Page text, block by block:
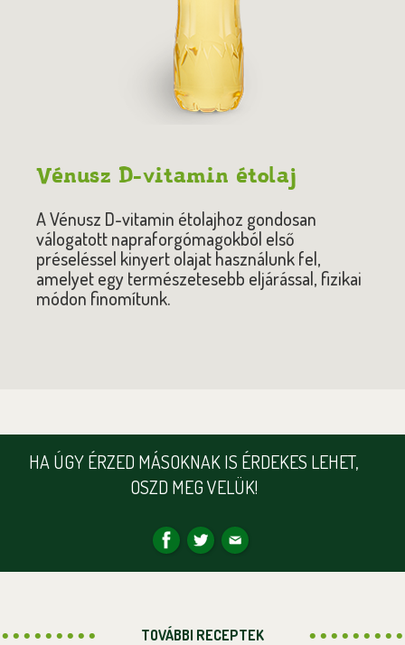
Vénusz D-vitamin étolaj
A Vénusz D-vitamin étolajhoz gondosan
válogatott napraforgómagokból első
préseléssel kinyert olajat használunk fel,
amelyet egy természetesebb eljárással, fizikai
módon finomítunk.
HA ÚGY ÉRZED MÁSOKNAK IS ÉRDEKES LEHET,
OSZD MEG VELÜK!
TOVÁBBI RECEPTEK